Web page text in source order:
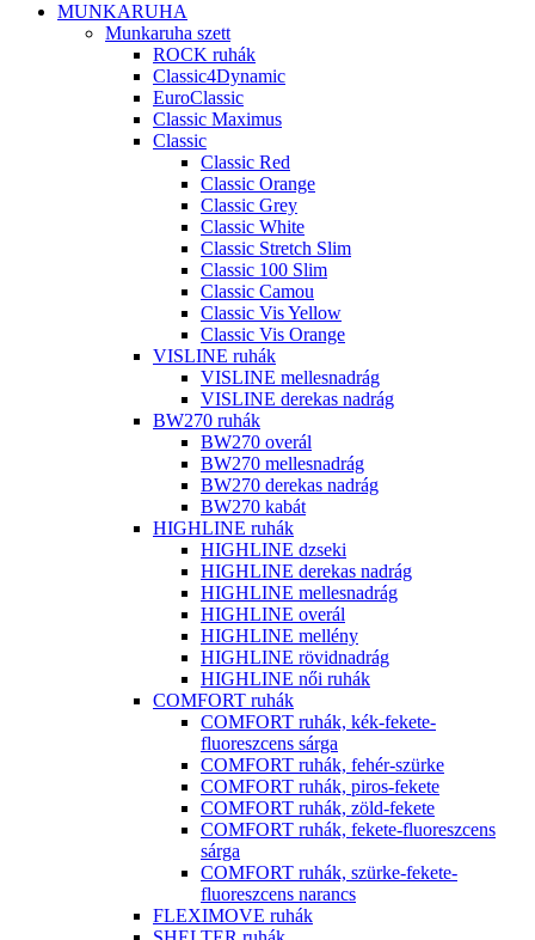
MUNKARUHA
Munkaruha szett
ROCK ruhák
Classic4Dynamic
EuroClassic
Classic Maximus
Classic
Classic Red
Classic Orange
Classic Grey
Classic White
Classic Stretch Slim
Classic 100 Slim
Classic Camou
Classic Vis Yellow
Classic Vis Orange
VISLINE ruhák
VISLINE mellesnadrág
VISLINE derekas nadrág
BW270 ruhák
BW270 overál
BW270 mellesnadrág
BW270 derekas nadrág
BW270 kabát
HIGHLINE ruhák
HIGHLINE dzseki
HIGHLINE derekas nadrág
HIGHLINE mellesnadrág
HIGHLINE overál
HIGHLINE mellény
HIGHLINE rövidnadrág
HIGHLINE női ruhák
COMFORT ruhák
COMFORT ruhák, kék-fekete-
fluoreszcens sárga
COMFORT ruhák, fehér-szürke
COMFORT ruhák, piros-fekete
COMFORT ruhák, zöld-fekete
COMFORT ruhák, fekete-fluoreszcens
sárga
COMFORT ruhák, szürke-fekete-
fluoreszcens narancs
FLEXIMOVE ruhák